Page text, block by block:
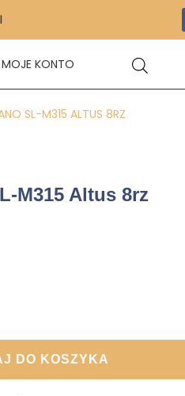
MOJE KONTO
SL-M315 ALTUS 8RZ
M315 Altus 8rz
DO KOSZYKA